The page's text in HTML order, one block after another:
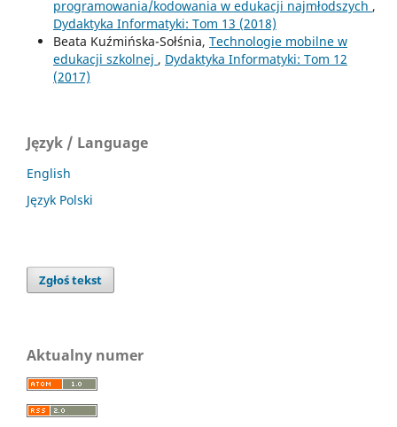
programowania/kodowania w edukacji najmłodszych ,
Dydaktyka Informatyki: Tom 13 (2018)
Beata Kuźmińska-Sołśnia, Technologie mobilne w
edukacji szkolnej , Dydaktyka Informatyki: Tom 12
(2017)
Język / Language
English
Język Polski
Zgłoś tekst
Aktualny numer